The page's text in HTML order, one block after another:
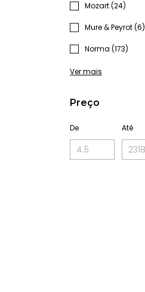
Mozart (24)
Mure & Peyrot (6)
Norma (173)
Ver mais
Preço
De Até